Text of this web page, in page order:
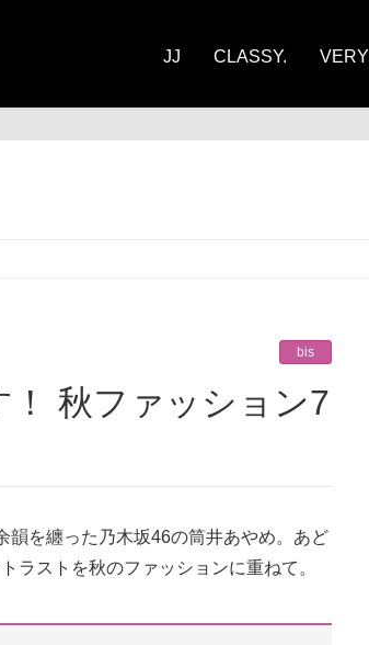
JJ CLASSY. VERY
bis
韻を纏った乃木坂46の筒井あやめ。あど
ラストを秋のファッションに重ねて。